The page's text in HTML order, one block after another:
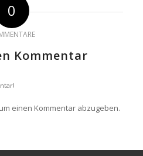
0
Kommentar
einen Kommentar abzugeben.